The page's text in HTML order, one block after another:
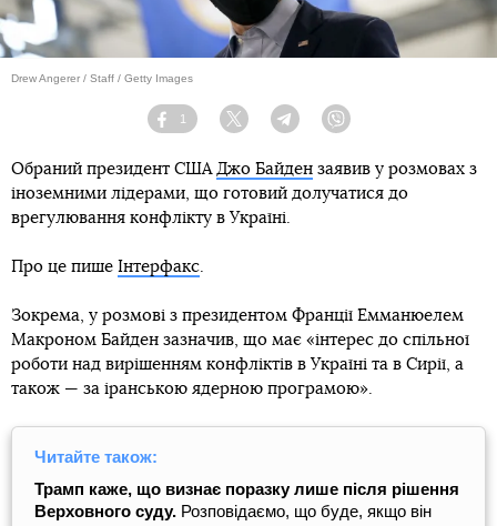
Drew Angerer / Staff / Getty Images
Facebook
1
Twitter TelegramViber
Обраний президент США Джо Байден заявив у розмовах з
іноземними лідерами, що готовий долучатися до
врегулювання конфлікту в Україні.
Про це пише Інтерфакс
Зокрема, у розмові з президентом Франції Емманюелем
Макроном Байден зазначив, що має «інтерес до спільної
роботи над вирішенням конфліктів в Україні та в Сирії, а
також — за іранською ядерною програмою».
Читайте також:
Трамп каже, що визнає поразку лише після рішення
Верховного суду. Розповідаємо, що буде, якщо він